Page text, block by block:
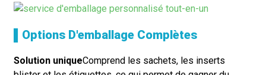
▌Options D'emballage Complètes
Solution uniqueComprend les sachets, les inserts